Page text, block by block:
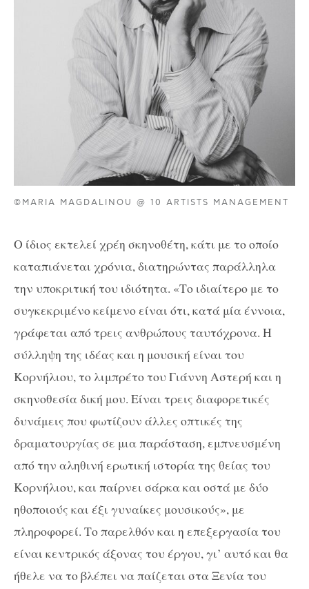
©MARIA MAGDALINOU @ 10 ARTISTS MANAGEMENT
Ο ίδιος εκτελεί χρέη σκηνοθέτη, κάτι με το οποίο
καταπιάνεται χρόνια, διατηρώντας παράλληλα
την υποκριτική του ιδιότητα. «Το ιδιαίτερο με το
συγκεκριμένο κείμενο είναι ότι, κατά μία έννοια,
γράφεται από τρεις ανθρώπους ταυτόχρονα. Η
σύλληψη της ιδέας και η μουσική είναι του
Κορνήλιου, το λιμπρέτο του Γιάννη Αστερή και η
σκηνοθεσία δική μου. Είναι τρεις διαφορετικές
δυνάμεις που φωτίζουν άλλες οπτικές της
δραματουργίας σε μια παράσταση, εμπνευσμένη
από την αληθινή ερωτική ιστορία της θείας του
Κορνήλιου, και παίρνει σάρκα και οστά με δύο
ηθοποιούς και έξι γυναίκες μουσικούς», με
πληροφορεί. Το παρελθόν και η επεξεργασία του
είναι κεντρικός άξονας του έργου, γι’ αυτό και θα
ήθελε να το βλέπει να παίζεται στα Ξενία του